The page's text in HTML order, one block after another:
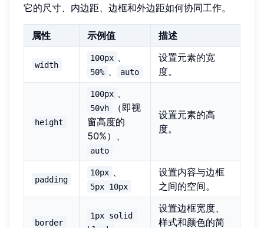
它的尺寸、内边距、边框和外边距如何协同工作。
属性 示例值 描述
width
100px
50% auto
设置元素的宽
度。
height
100px
50vh
（即视
窗高度的
50%）、
auto
设置元素的高
度。
padding
10px
5px 10px
设置内容与边框
之间的空间。
border
1px solid
设置边框宽度、
样式和颜色的简